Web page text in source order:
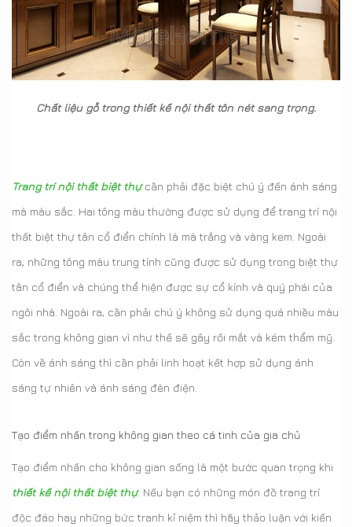
Chất liệu gỗ trong thiết kế nội thất tôn nét sang trọng.
Trang trí nội thất biệt thựcần phải đặc biệt chú ý đến ánh sáng
mà màu sắc. Hai tông màu thường được sử dụng để trang trí nội
thất biệt thự tân cổ điển chính là mà trắng và vàng kem. Ngoài
ra, những tông màu trung tính cũng được sử dụng trong biệt thự
tân cổ điển và chúng thể hiện được sự cổ kính và quý phái của
ngôi nhà. Ngoài ra, cần phải chú ý không sử dụng quá nhiều màu
sắc trong không gian vì như thế sẽ gây rối mắt và kém thẩm mỹ.
Còn về ánh sáng thì cần phải linh hoạt kết hợp sử dụng ánh
sáng tự nhiên và ánh sáng đèn điện.
Tạo điểm nhấn trong không gian theo cá tinh của gia chủ
Tạo điểm nhấn cho không gian sống là một bước quan trọng khi
thiết kế nội thất biệt thự. Nếu bạn có những món đồ trang trí
độc đáo hay những bức tranh kỉ niệm thì hãy thảo luận với kiến